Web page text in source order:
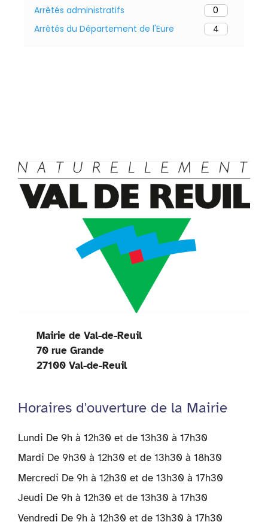
Arrêtés administratifs
0
Arrêtés du Département de l'Eure
4
Mairie de Val-de-Reuil
70 rue Grande
27100 Val-de-Reuil
Horaires d'ouverture de la Mairie
Lundi De 9h à 12h30 et de 13h30 à 17h30
Mardi De 9h30 à 12h30 et de 13h30 à 18h30
Mercredi De 9h à 12h30 et de 13h30 à 17h30
Jeudi De 9h à 12h30 et de 13h30 à 17h30
Vendredi De 9h à 12h30 et de 13h30 à 17h30